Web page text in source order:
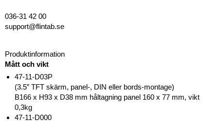
036-31 42 00
support@flintab.se
Produktinformation
Mått och vikt
47-11-D03P
(3.5” TFT skärm, panel-, DIN eller bords-montage)
B166 x H93 x D38 mm håltagning panel 160 x 77 mm, vikt
0,3kg
47-11-D000